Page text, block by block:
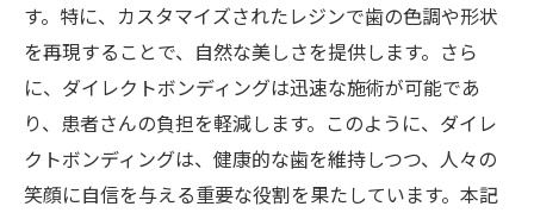
現代の歯科医療におけるダイレクトボンデ
ィングの位置づけ
進化する技術が可能にする新しい治療法
患者に優しい治療を目指す進化
未来の歯科医療に貢献するダイレクトボン
す。特に、カスタマイズされたレジンで歯の色調や形状
を再現することで、自然な美しさを提供します。さら
に、ダイレクトボンディングは迅速な施術が可能であ
り、患者さんの負担を軽減します。このように、ダイレ
クトボンディングは、健康的な歯を維持しつつ、人々の
笑顔に自信を与える重要な役割を果たしています。本記